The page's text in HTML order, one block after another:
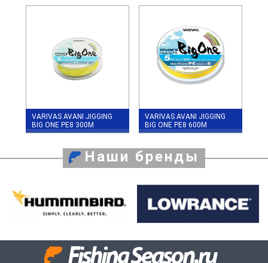
VARIVAS AVANI JIGGING
BIG ONE PE8 300M
VARIVAS AVANI JIGGING
BIG ONE PE8 600M
Наши бренды